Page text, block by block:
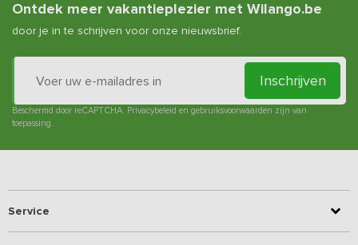
Ontdek meer vakantieplezier met Wilango.be
door je in te schrijven voor onze nieuwsbrief.
Inschrijven
Beschermd door reCAPTCHA. Privacybeleid en gebruiksvoorwaarden zijn van
toepassing.
Service